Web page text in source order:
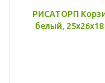
РИСАТОРП
белый,